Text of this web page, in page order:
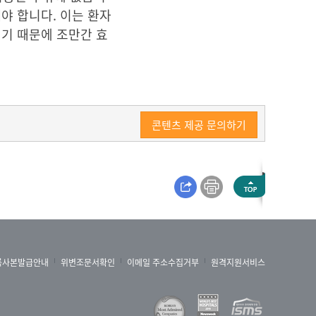
합니다. 이는 환자
때문에 조만간 효
콘텐츠 제공 문의하기
본발급안내 위변조문서확인 이메일 주소수집거부 원격지원서비스